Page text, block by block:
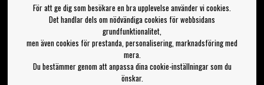
Om Bengans
FAQ / Köp- & Leveransvillkor
Din sida
Logga ut
Jag vill ha tips från Bengans
För att ge dig som besökare en bra upplevelse använder vi cookies.
Det handlar dels om nödvändiga cookies för webbsidans
grundfunktionalitet,
men även cookies för prestanda, personalisering, marknadsföring med
mera.
Du bestämmer genom att anpassa dina cookie-inställningar som du
önskar.